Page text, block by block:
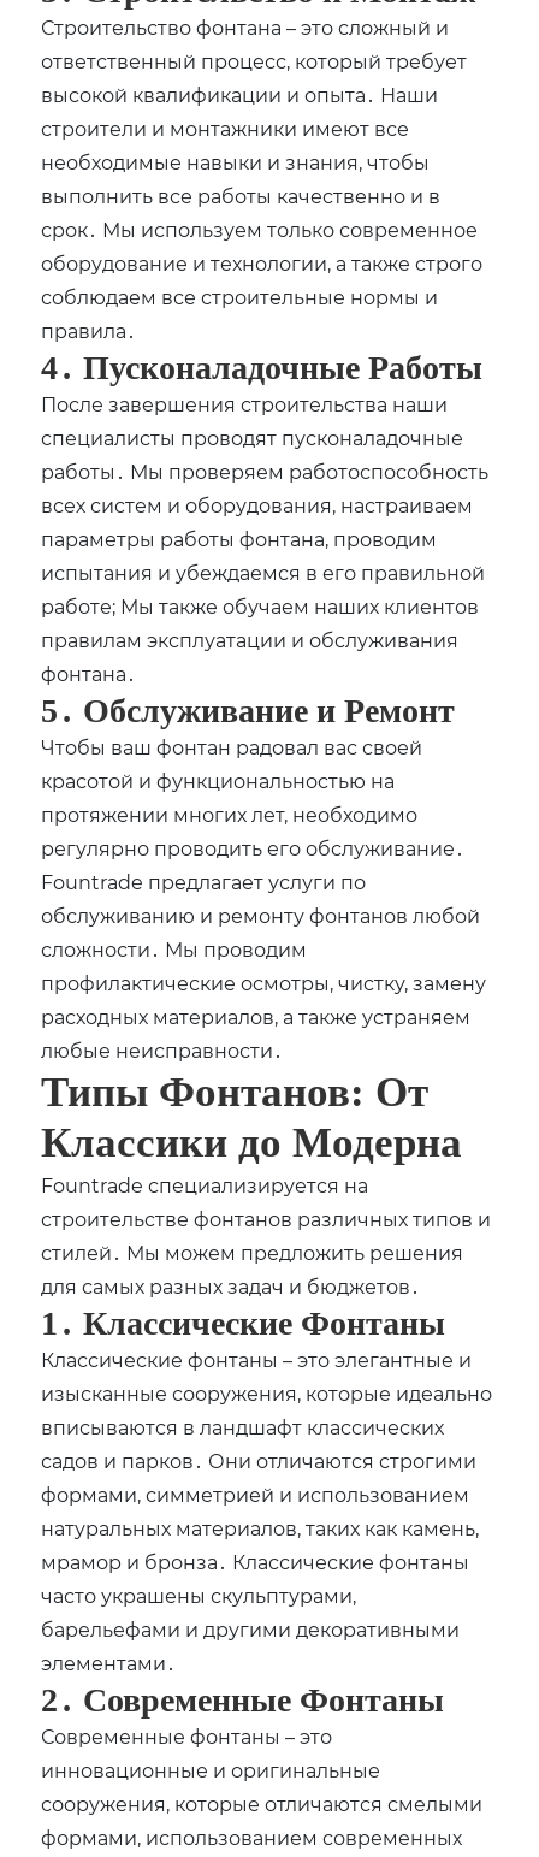
Строительство фонтана – это сложный и
ответственный процесс, который требует
высокой квалификации и опыта․ Наши
строители и монтажники имеют все
необходимые навыки и знания, чтобы
выполнить все работы качественно и в
срок․ Мы используем только современное
оборудование и технологии, а также строго
соблюдаем все строительные нормы и
правила․
4․ Пусконаладочные Работы
После завершения строительства наши
специалисты проводят пусконаладочные
работы․ Мы проверяем работоспособность
всех систем и оборудования, настраиваем
параметры работы фонтана, проводим
испытания и убеждаемся в его правильной
работе; Мы также обучаем наших клиентов
правилам эксплуатации и обслуживания
фонтана․
5․ Обслуживание и Ремонт
Чтобы ваш фонтан радовал вас своей
красотой и функциональностью на
протяжении многих лет, необходимо
регулярно проводить его обслуживание․
Fountrade предлагает услуги по
обслуживанию и ремонту фонтанов любой
сложности․ Мы проводим
профилактические осмотры, чистку, замену
расходных материалов, а также устраняем
любые неисправности․
Типы Фонтанов: От
Классики до Модерна
Fountrade специализируется на
строительстве фонтанов различных типов и
стилей․ Мы можем предложить решения
для самых разных задач и бюджетов․
1․ Классические Фонтаны
Классические фонтаны – это элегантные и
изысканные сооружения, которые идеально
вписываются в ландшафт классических
садов и парков․ Они отличаются строгими
формами, симметрией и использованием
натуральных материалов, таких как камень,
мрамор и бронза․ Классические фонтаны
часто украшены скульптурами,
барельефами и другими декоративными
элементами․
2․ Современные Фонтаны
Современные фонтаны – это
инновационные и оригинальные
сооружения, которые отличаются смелыми
формами, использованием современных